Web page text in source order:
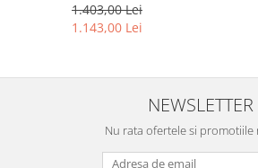
1.403,00 Lei
1.143,00 Lei
NEWSLETTER
Nu rata ofertele si promotiile